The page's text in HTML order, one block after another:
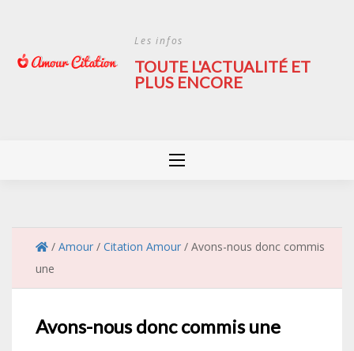
content
Les infos
TOUTE L'ACTUALITÉ ET
PLUS ENCORE
/ Amour / Citation Amour / Avons-nous donc commis
une
Avons-nous donc commis une